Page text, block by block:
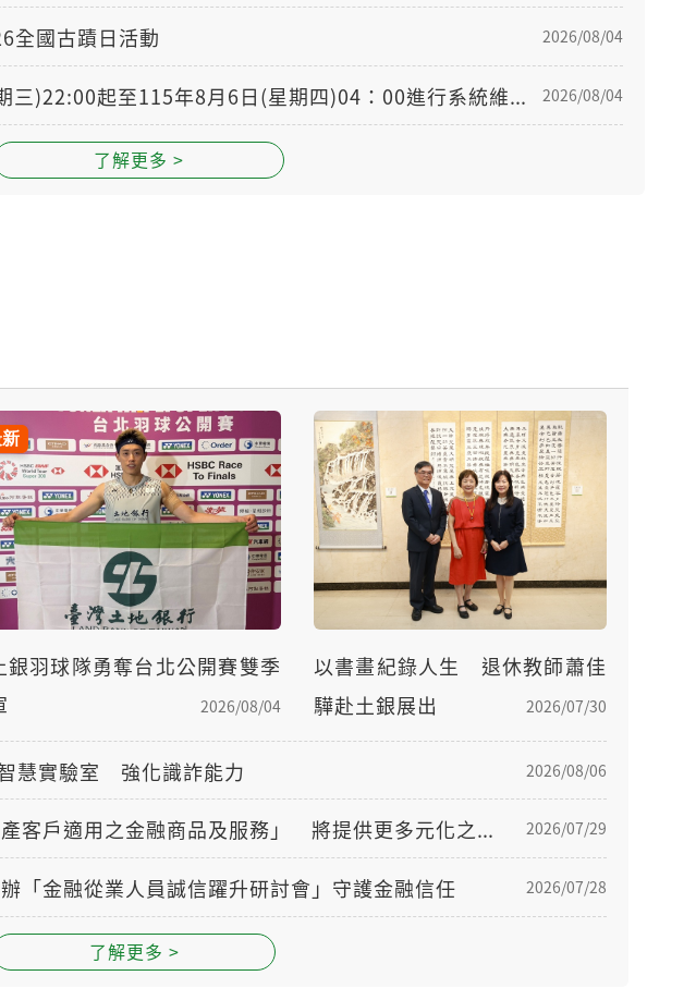
全國古蹟日活動 2026/08/04
中華電信將於115年8月5日(星期三)22:00起至115年8月6日(星期四)04：00進行系統維護作業，本行個人網路銀行及行動銀行於作業期間將無法進行中華電信之SIM卡認證相關功能，敬請稍後再試。 2026/08/04
了解更多 >
銀羽球隊勇奪台北公開賽雙季
2026/08/04
以書畫紀錄人生 退休教師蕭佳
驊赴土銀展出
2026/07/30
慧實驗室 強化識詐能力 2026/08/06
土地銀行獲金管會核准辦理「高資產客戶適用之金融商品及服務」 將提供更多元化之金融服務 2026/07/29
「金融從業人員誠信躍升研討會」守護金融信任 2026/07/28
了解更多 >